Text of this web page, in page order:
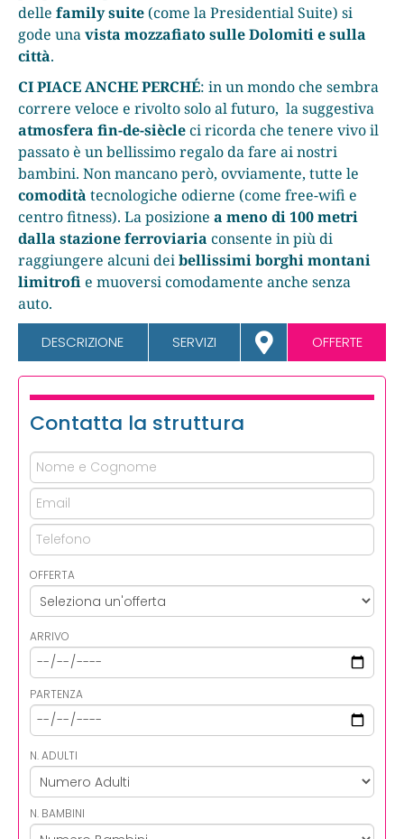
delle family suite (come la Presidential Suite) si
gode unavista mozzafiato sulle Dolomiti e sulla
città.
CI PIACE ANCHE PERCHÉ: in un mondo che sembra
correre veloce e rivolto solo al futuro, la suggestiva
atmosfera fin-de-siècleci ricorda che tenere vivo il
passato è un bellissimo regalo da fare ai nostri
bambini. Non mancano però, ovviamente, tutte le
comodità tecnologiche odierne (come free-wifi e
centro fitness). La posizione a meno di 100 metri
dalla stazione ferroviaria consente in più di
raggiungere alcuni deibellissimi borghi montani
limitrofie muoversi comodamente anche senza
auto.
DESCRIZIONE SERVIZI OFFERTE
Contatta la struttura
OFFERTA
ARRIVO
PARTENZA
N. ADULTI
N. BAMBINI